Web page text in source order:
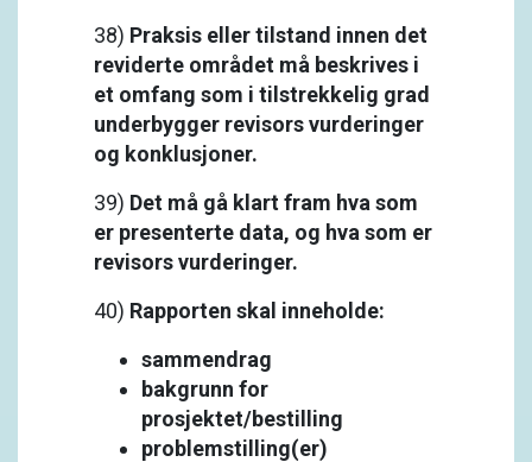
38) Praksis eller tilstand innen det
reviderte området må beskrives i
et omfang som i tilstrekkelig grad
underbygger revisors vurderinger
og konklusjoner.
39) Det må gå klart fram hva som
er presenterte data, og hva som er
revisors vurderinger.
40) Rapporten skal inneholde:
sammendrag
bakgrunn for
prosjektet/bestilling
problemstilling(er)